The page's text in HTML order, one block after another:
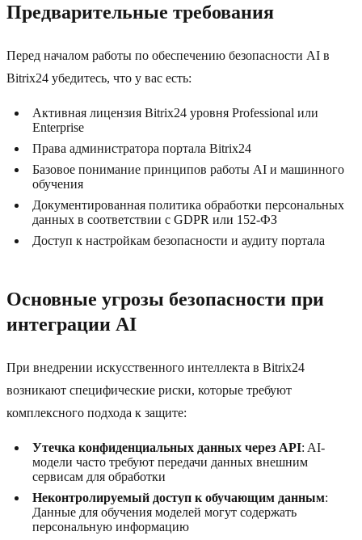
Предварительные требования
Перед началом работы по обеспечению безопасности AI в
Bitrix24 убедитесь, что у вас есть:
Активная лицензия Bitrix24 уровня Professional или
Enterprise
Права администратора портала Bitrix24
Базовое понимание принципов работы AI и машинного
обучения
Документированная политика обработки персональных
данных в соответствии с GDPR или 152-ФЗ
Доступ к настройкам безопасности и аудиту портала
Основные угрозы безопасности при
интеграции AI
При внедрении искусственного интеллекта в Bitrix24
возникают специфические риски, которые требуют
комплексного подхода к защите:
Утечка конфиденциальных данных через API: AI-
модели часто требуют передачи данных внешним
сервисам для обработки
Неконтролируемый доступ к обучающим данным:
Данные для обучения моделей могут содержать
персональную информацию